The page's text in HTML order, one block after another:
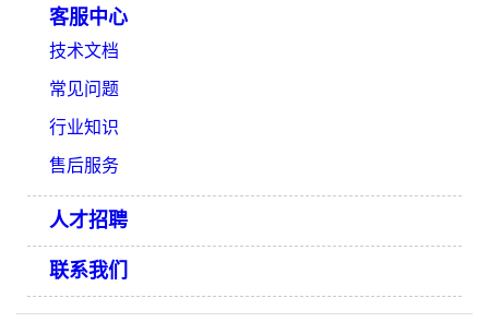
客服中心
技术文档
常见问题
行业知识
售后服务
人才招聘
联系我们